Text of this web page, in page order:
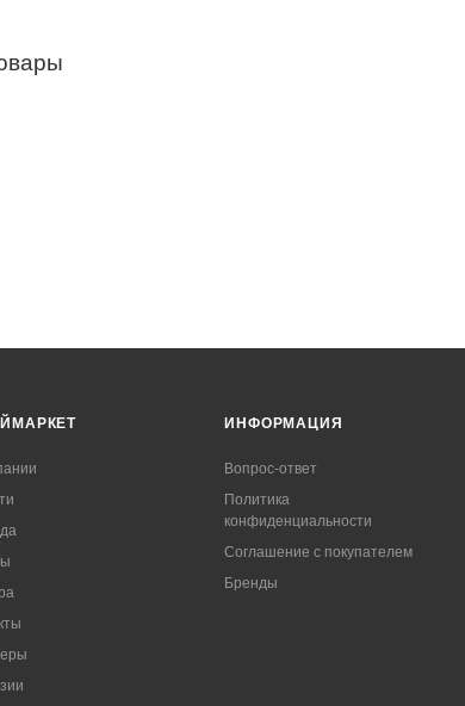
ИНФОРМАЦИЯ
Вопрос-ответ
Политика
конфиденциальности
Соглашение с покупателем
Бренды